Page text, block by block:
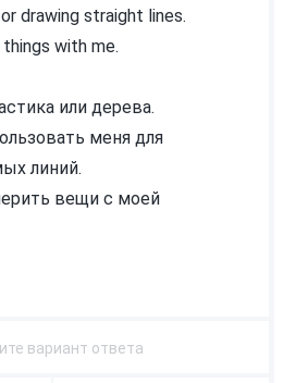
drawing straight lines.
things with me.
или дерева.
меня для
линий.
вещи с моей